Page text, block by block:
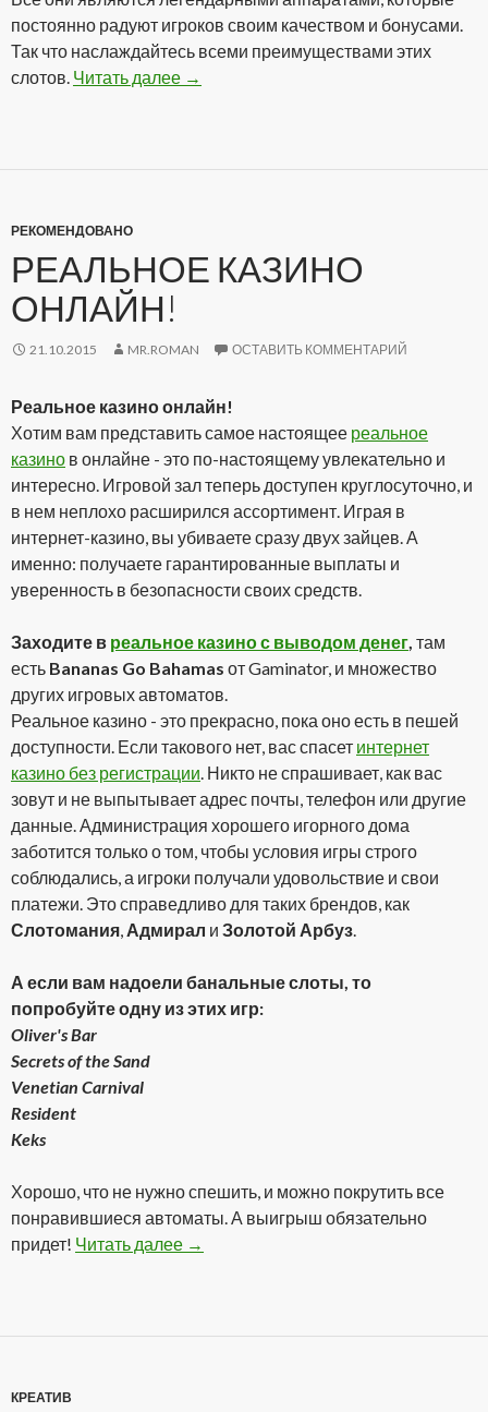
постоянно радуют игроков своим качеством и бонусами.
Так что наслаждайтесь всеми преимуществами этих
слотов. Читать далее Аппараты онлайн на реальные
→
РЕКОМЕНДОВАНО
РЕАЛЬНОЕ КАЗИНО
ОНЛАЙН!
21.10.2015 MR.ROMAN ОСТАВИТЬ КОММЕНТАРИЙ
Реальное казино онлайн!
Хотим вам представить самое настоящее реальное
казино в онлайне - это по-настоящему увлекательно и
интересно. Игровой зал теперь доступен круглосуточно, и
в нем неплохо расширился ассортимент. Играя в
интернет-казино, вы убиваете сразу двух зайцев. А
именно: получаете гарантированные выплаты и
уверенность в безопасности своих средств.
Заходите в реальное казино с выводом денег, там
есть Bananas Go Bahamas от Gaminator, и множество
других игровых автоматов.
Реальное казино - это прекрасно, пока оно есть в пешей
доступности. Если такового нет, вас спасет интернет
казино без регистрации. Никто не спрашивает, как вас
зовут и не выпытывает адрес почты, телефон или другие
данные. Администрация хорошего игорного дома
заботится только о том, чтобы условия игры строго
соблюдались, а игроки получали удовольствие и свои
платежи. Это справедливо для таких брендов, как
Слотомания, Адмирал и Золотой Арбуз.
А если вам надоели банальные слоты, то
попробуйте одну из этих игр:
Oliver's Bar
Secrets of the Sand
Venetian Carnival
Resident
Keks
Хорошо, что не нужно спешить, и можно покрутить все
понравившиеся автоматы. А выигрыш обязательно
придет! Читать далее Реальное казино онлайн!
→
КРЕАТИВ